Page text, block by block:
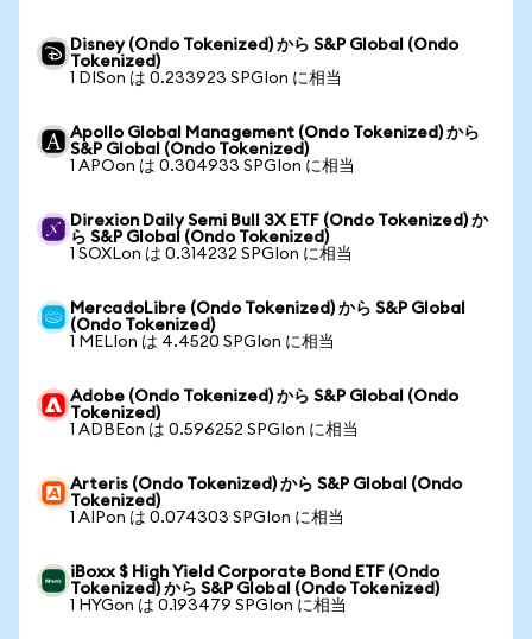
Disney (Ondo Tokenized) から S&P Global (Ondo
Tokenized)
1 DISon は 0.233923 SPGIon に相当
Apollo Global Management (Ondo Tokenized) から
S&P Global (Ondo Tokenized)
1 APOon は 0.304933 SPGIon に相当
Direxion Daily Semi Bull 3X ETF (Ondo Tokenized) か
ら S&P Global (Ondo Tokenized)
1 SOXLon は 0.314232 SPGIon に相当
MercadoLibre (Ondo Tokenized) から S&P Global
(Ondo Tokenized)
1 MELIon は 4.4520 SPGIon に相当
Adobe (Ondo Tokenized) から S&P Global (Ondo
Tokenized)
1 ADBEon は 0.596252 SPGIon に相当
Arteris (Ondo Tokenized) から S&P Global (Ondo
Tokenized)
1 AIPon は 0.074303 SPGIon に相当
iBoxx $ High Yield Corporate Bond ETF (Ondo
Tokenized) から S&P Global (Ondo Tokenized)
1 HYGon は 0.193479 SPGIon に相当